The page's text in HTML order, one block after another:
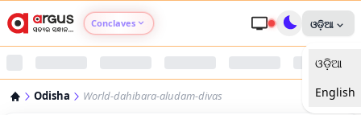
Conclaves ଓଡ଼ିଆ
ଓଡ଼ିଆ
English
Odisha World-dahibara-aludam-divas